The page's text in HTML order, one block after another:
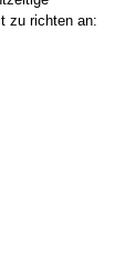
zu richten an: